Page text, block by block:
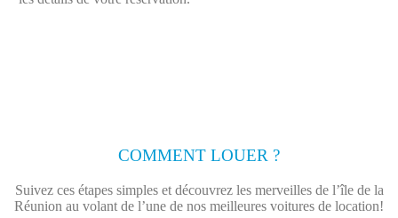
COMMENT LOUER ?
Suivez ces étapes simples et découvrez les merveilles de l’île de la
Réunion au volant de l’une de nos meilleures voitures de location!